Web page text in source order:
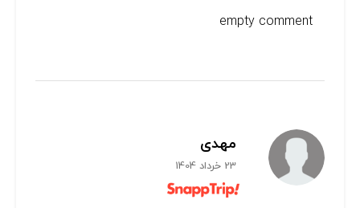
empty comment
مهدی
23 خرداد 1404